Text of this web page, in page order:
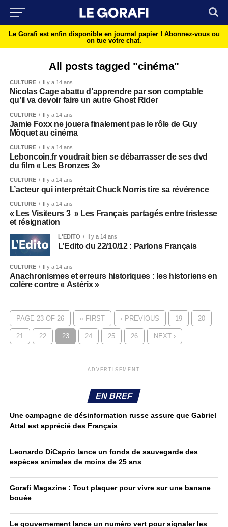
Le Gorafi est enfin disponible en journal papier ! Abonnez-vous ou
on tue votre chat.
All posts tagged "cinéma"
CULTURE Il y a 14 ans
Nicolas Cage abattu d’apprendre par son comptable
qu’il va devoir faire un autre Ghost Rider
CULTURE Il y a 14 ans
Jamie Foxx ne jouera finalement pas le rôle de Guy
Môquet au cinéma
CULTURE Il y a 14 ans
Leboncoin.fr voudrait bien se débarrasser de ses dvd
du film « Les Bronzes 3»
CULTURE Il y a 14 ans
L’acteur qui interprétait Chuck Norris tire sa révérence
CULTURE Il y a 14 ans
« Les Visiteurs 3 » Les Français partagés entre tristesse
et résignation
L'EDITO Il y a 14 ans
L’Edito du 22/10/12 : Parlons Français
CULTURE Il y a 14 ans
Anachronismes et erreurs historiques : les historiens en
colère contre « Astérix »
PAGE 23 OF 26 « FIRST ‹ PREVIOUS 19 20
21 22 23 24 25 26 NEXT ›
ADVERTISEMENT
EN BREF
Une campagne de désinformation russe assure que Gabriel
Attal est apprécié des Français
Leonardo DiCaprio lance un fonds de sauvegarde des
espèces animales de moins de 25 ans
Gorafi Magazine : Tout plaquer pour vivre sur une banane
bouée
Le gouvernement lance un numéro vert pour signaler les